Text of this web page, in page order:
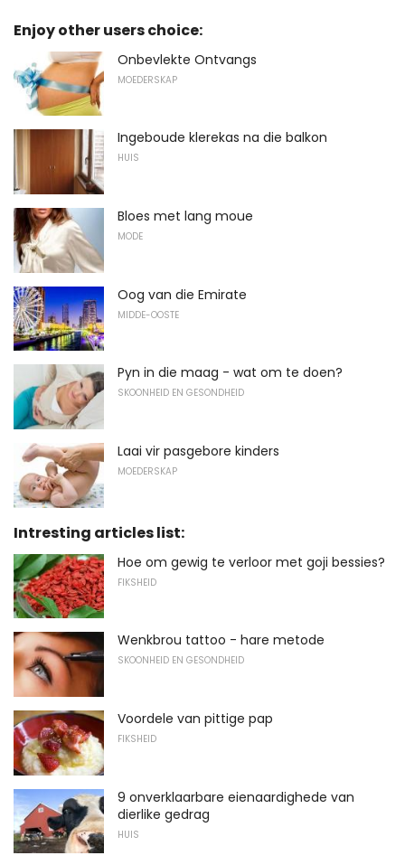
Enjoy other users choice:
Onbevlekte Ontvangs
MOEDERSKAP
Ingeboude klerekas na die balkon
HUIS
Bloes met lang moue
MODE
Oog van die Emirate
MIDDE-OOSTE
Pyn in die maag - wat om te doen?
SKOONHEID EN GESONDHEID
Laai vir pasgebore kinders
MOEDERSKAP
Intresting articles list:
Hoe om gewig te verloor met goji bessies?
FIKSHEID
Wenkbrou tattoo - hare metode
SKOONHEID EN GESONDHEID
Voordele van pittige pap
FIKSHEID
9 onverklaarbare eienaardighede van
dierlike gedrag
HUIS